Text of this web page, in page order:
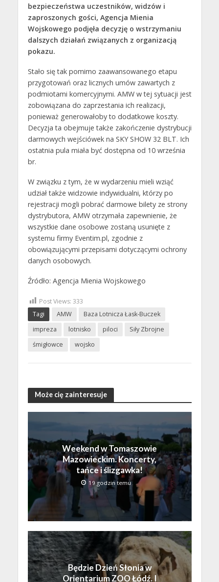
bezpieczeństwa uczestników, widzów i
zaproszonych gości, Agencja Mienia
Wojskowego podjęła decyzję o wstrzymaniu
dalszych działań związanych z organizacją
pokazu.
Stało się tak pomimo zaawansowanego etapu
przygotowań oraz licznych umów zawartych z
podmiotami komercyjnymi. AMW w tej sytuacji jest
zobowiązana do zaprzestania ich realizacji,
ponieważ generowałoby to dodatkowe koszty.
Decyzja ta obejmuje także zakończenie dystrybucji
darmowych wejściówek na SKY SHOW 32 BLT. Ich
ostatnia pula miała być dostępna od 10 września
br.
W związku z tym, że w wydarzeniu mieli wziąć
udział także widzowie indywidualni, którzy po
rejestracji mogli pobrać darmowe bilety ze strony
dystrybutora, AMW otrzymała zapewnienie, że
wszystkie dane osobowe zostaną usunięte z
systemu firmy Eventim.pl, zgodnie z
obowiązującymi przepisami dotyczącymi ochrony
danych osobowych.
Źródło: Agencja Mienia Wojskowego
Post Views: 333
Tagi
AMW
Baza Lotnicza Łask-Buczek
impreza
lotnisko piloci
Siły Zbrojne
śmigłowce
wojsko
Może cię zainteresuje
Weekend w Tomaszowie
Mazowieckim. Koncerty,
tańce i ślizgawka!
19 godzin temu
Będzie Dzień Słonia w
Orientarium ZOO Łódź. I